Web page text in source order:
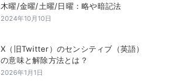
木曜/金曜/土曜/日曜：略や暗記法
2024年10月10日
X（旧Twitter）のセンシティブ（英語）
の意味と解除方法とは？
2026年1月1日